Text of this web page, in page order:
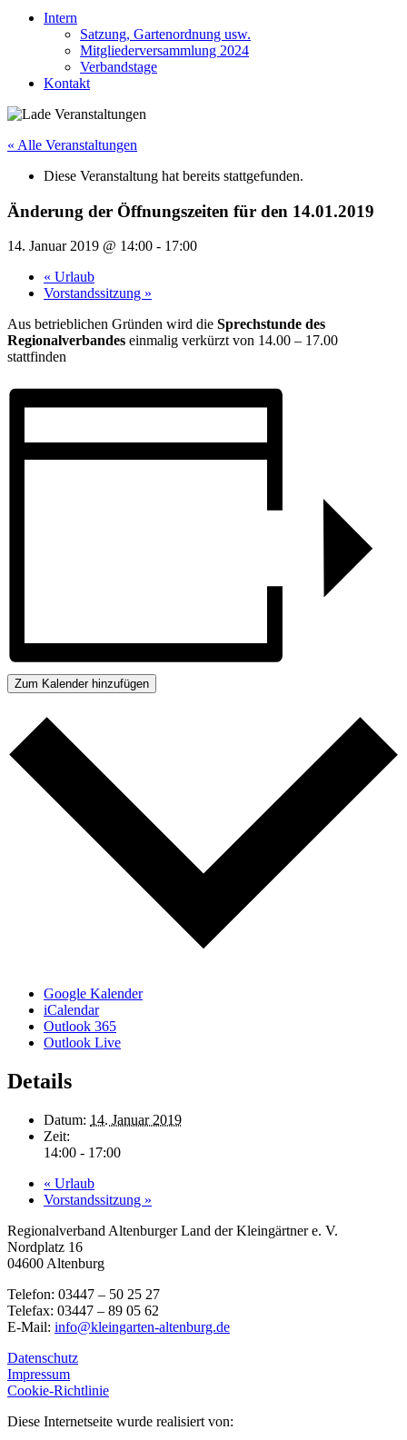
Intern
Satzung, Gartenordnung usw.
Mitgliederversammlung 2024
Verbandstage
Kontakt
« Alle Veranstaltungen
Diese Veranstaltung hat bereits stattgefunden.
Änderung der Öffnungszeiten für den 14.01.2019
14. Januar 2019 @ 14:00 - 17:00
« Urlaub
Vorstandssitzung »
Aus betrieblichen Gründen wird die Sprechstunde des
Regionalverbandes einmalig verkürzt von 14.00 – 17.00
stattfinden
Zum Kalender hinzufügen
Google Kalender
iCalendar
Outlook 365
Outlook Live
Details
Datum: 14. Januar 2019
Zeit:
14:00 - 17:00
« Urlaub
Vorstandssitzung »
Regionalverband Altenburger Land der Kleingärtner e. V.
Nordplatz 16
04600 Altenburg
Telefon: 03447 – 50 25 27
Telefax: 03447 – 89 05 62
E-Mail: info@kleingarten-altenburg.de
Datenschutz
Impressum
Cookie-Richtlinie
Diese Internetseite wurde realisiert von: